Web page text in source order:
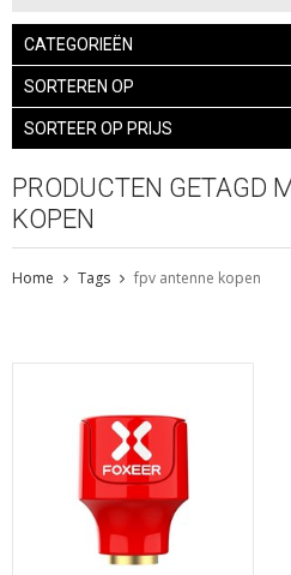
CATEGORIEËN
SORTEREN OP
SORTEER OP PRIJS
PRODUCTEN GETAGD
KOPEN
Home Tags fpv antenne kopen